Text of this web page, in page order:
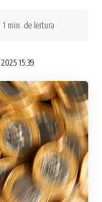
15:39
1 min. de leitura